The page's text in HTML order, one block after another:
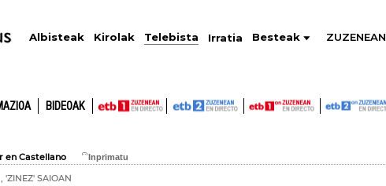
Albisteak Kirolak Telebista Irratia Besteak ZUZENEAN
BIDEOAK
en Castellano
'ZINEZ' SAIOAN